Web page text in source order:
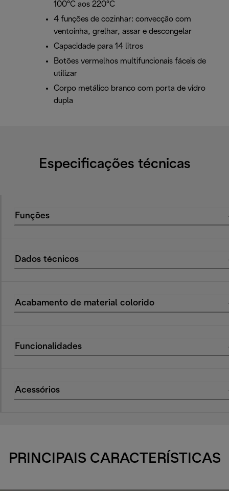
100°C aos 220°C
4 funções de cozinhar: convecção com
ventoinha, grelhar, assar e descongelar
Capacidade para 14 litros
Botões vermelhos multifuncionais fáceis de
utilizar
Corpo metálico branco com porta de vidro
dupla
Especificações técnicas
Funções
Dados técnicos
Acabamento de material colorido
Funcionalidades
Acessórios
PRINCIPAIS CARACTERÍSTICAS